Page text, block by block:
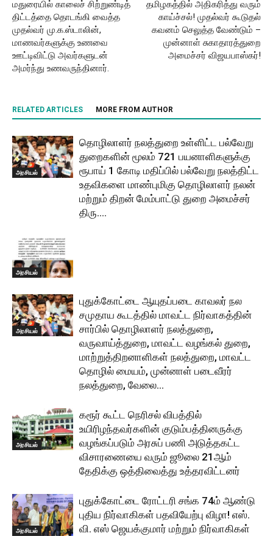
மதுரையில் காலைச் சிற்றுண்டித்
திட்டத்தை தொடங்கி வைத்த
முதல்வர் மு.க.ஸ்டாலின்,
மாணவர்களுக்கு உணவை
ஊட்டிவிட்டு அவர்களுடன்
அமர்ந்து உணவருந்தினார்.
தமிழகத்தில் அதிகரித்து வரும்
காய்ச்சல்! முதல்வர் கூடுதல்
கவனம் செலுத்த வேண்டும் –
முன்னாள் சுகாதாரத்துறை
அமைச்சர் விஜயபாஸ்கர்!
RELATED ARTICLES MORE FROM AUTHOR
அரசியல்
தொழிலாளர் நலத்துறை உள்ளிட்ட பல்வேறு
துறைகளின் மூலம் 721 பயனாளிகளுக்கு
ரூபாய் 1 கோடி மதிப்பில் பல்வேறு நலத்திட்ட
உதவிகளை மாண்புமிகு தொழிலாளர் நலன்
மற்றும் திறன் மேம்பாட்டு துறை அமைச்சர்
திரு....
அரசியல்
அரசியல்
புதுக்கோட்டை ஆயுதப்படை காவலர் நல
சமுதாய கூடத்தில் மாவட்ட நிர்வாகத்தின்
சார்பில் தொழிலாளர் நலத்துறை,
வருவாய்த்துறை, மாவட்ட வழங்கல் துறை,
மாற்றுத்திறனாளிகள் நலத்துறை, மாவட்ட
தொழில் மையம், முன்னாள் படைவீரர்
நலத்துறை, வேலை...
அரசியல்
கரூர் கூட்ட நெரிசல் விபத்தில்
உயிரிழந்தவர்களின் குடும்பத்தினருக்கு
வழங்கப்படும் அரசுப் பணி அடுத்தகட்ட
விசாரணையை வரும் ஜூலை 21ஆம்
தேதிக்கு ஒத்திவைத்து உத்தரவிட்டனர்
அரசியல்
புதுக்கோட்டை ரோட்டரி சங்க 74ம் ஆண்டு
புதிய நிர்வாகிகள் பதவியேற்பு விழா! எஸ்.
வி. எஸ் ஜெயக்குமார் மற்றும் நிர்வாகிகள்